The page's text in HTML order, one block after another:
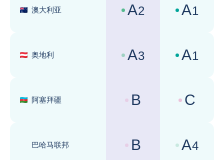
澳大利亚
国家风险评级 :
A2 商业环境评级
A1
奥地利
国家风险评级 :
A3 商业环境评级
A1
阿塞拜疆
国家风险评级 :
B 商业环境评级
C
巴哈马联邦
国家风险评级 :
B 商业环境评级
A4